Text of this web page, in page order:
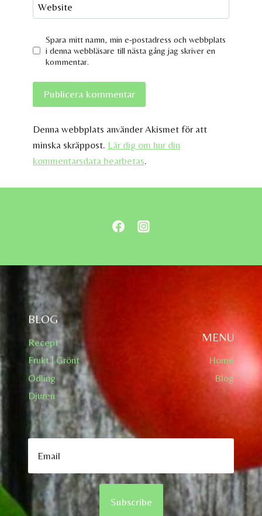
Website
Spara mitt namn, min e-postadress och webbplats
i denna webbläsare till nästa gång jag skriver en
kommentar.
Denna webbplats använder Akismet för att
minska skräppost. Lär dig om hur din
kommentarsdata bearbetas.
BLOG
Recept
Frukt | Grönt
Odling
Djuren
MENU
Home
Blog
Subscribe